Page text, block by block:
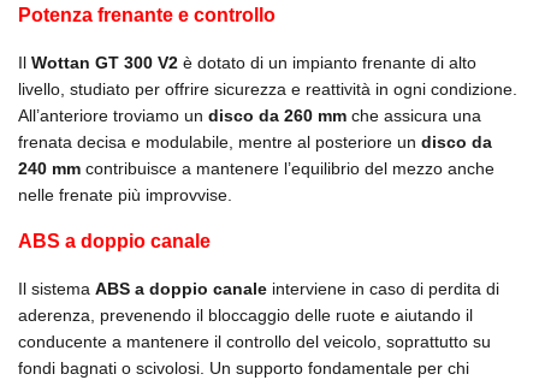
Potenza frenante e controllo
Il Wottan GT 300 V2 è dotato di un impianto frenante di alto
livello, studiato per offrire sicurezza e reattività in ogni condizione.
All’anteriore troviamo un disco da 260 mm che assicura una
frenata decisa e modulabile, mentre al posteriore un disco da
240 mm contribuisce a mantenere l’equilibrio del mezzo anche
nelle frenate più improvvise.
ABS a doppio canale
Il sistema ABS a doppio canale interviene in caso di perdita di
aderenza, prevenendo il bloccaggio delle ruote e aiutando il
conducente a mantenere il controllo del veicolo, soprattutto su
fondi bagnati o scivolosi. Un supporto fondamentale per chi